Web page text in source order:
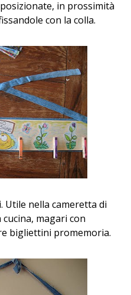
in prossimità
con la colla.
Utile nella cameretta di
magari con
bigliettini promemoria.